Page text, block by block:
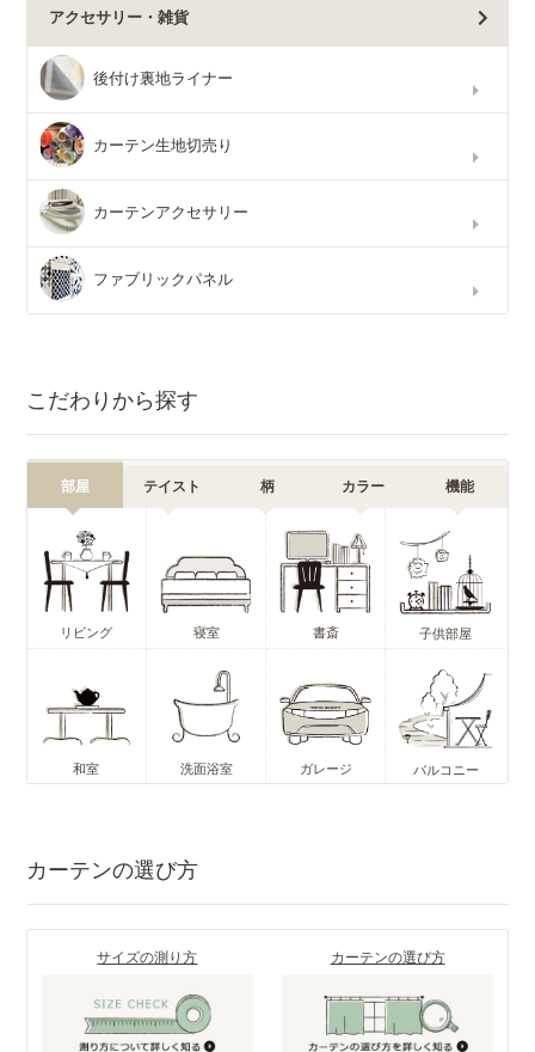
アクセサリー・雑貨
後付け裏地ライナー
カーテン生地切売り
カーテンアクセサリー
ファブリックパネル
こだわりから探す
部屋 テイスト 柄 カラー 機能
リビング 寝室 書斎 子供部屋
和室 洗面浴室 ガレージ バルコニー
カーテンの選び方
サイズの測り方 カーテンの選び方